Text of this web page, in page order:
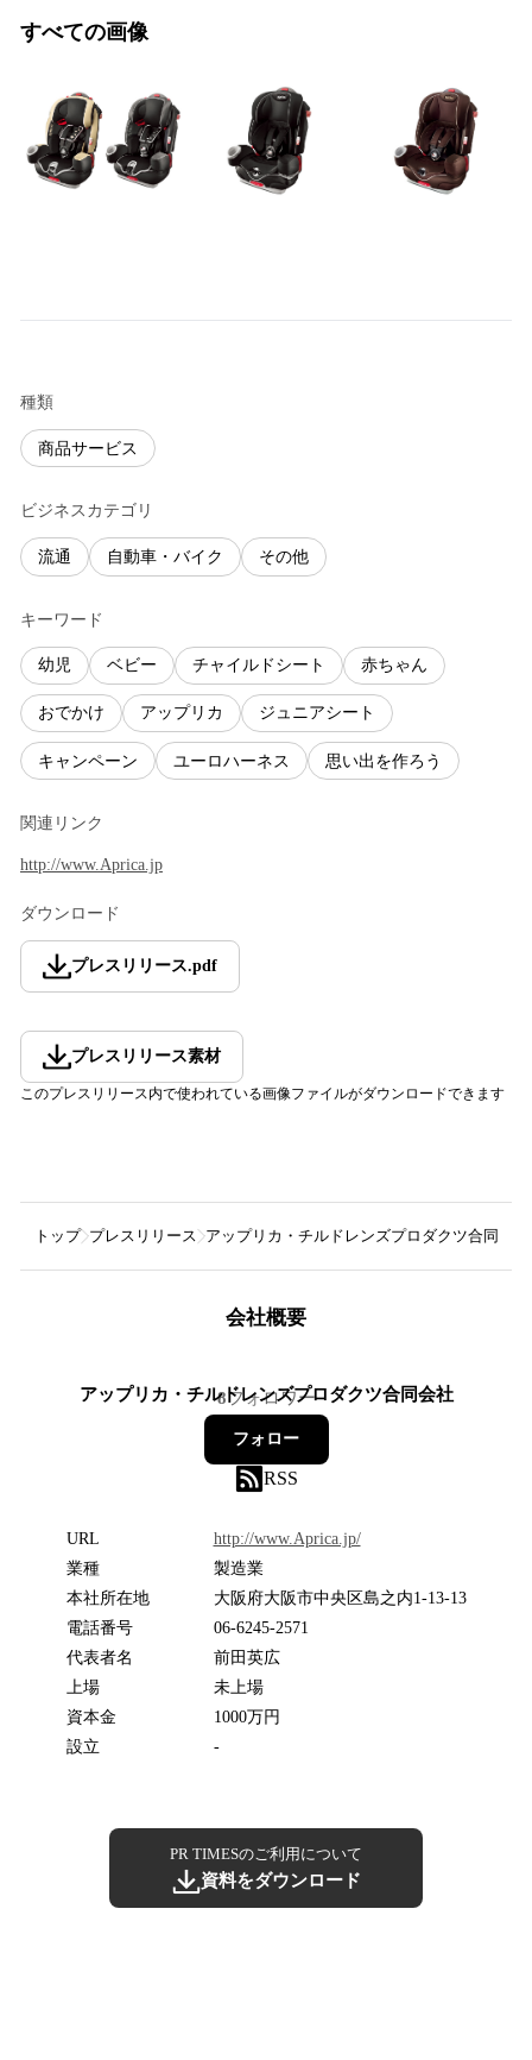
すべての画像
種類
商品サービス
ビジネスカテゴリ
流通 自動車・バイク その他
キーワード
幼児 ベビー チャイルドシート 赤ちゃん
おでかけ アップリカ ジュニアシート
キャンペーン ユーロハーネス 思い出を作ろう
関連リンク
http://www.Aprica.jp
ダウンロード
プレスリリース.pdf
プレスリリース素材
このプレスリリース内で使われている画像ファイルがダウンロードできます
トップ プレスリリース アップリカ・チルドレンズプロダクツ合同会社
会社概要
アップリカ・チルドレンズプロダクツ合同会社
8フォロワー
フォロー
RSS
URL
http://www.Aprica.jp/
業種
製造業
本社所在地
大阪府大阪市中央区島之内1-13-13
電話番号
06-6245-2571
代表者名
前田英広
上場
未上場
資本金
1000万円
設立
-
PR TIMESのご利用について
資料をダウンロード